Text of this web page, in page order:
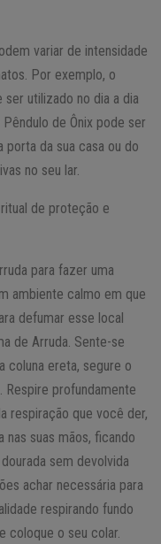
variar de intensidade
Por exemplo, o
utilizado no dia a dia
de Ônix pode ser
porta da sua casa ou do
no seu lar.
de proteção e
para fazer uma
ambiente calmo em que
defumar esse local
de Arruda. Sente-se
coluna ereta, segure o
Respire profundamente
respiração que você der,
nas suas mãos, ficando
sem devolvida
achar necessária para
respirando fundo
coloque o seu colar.